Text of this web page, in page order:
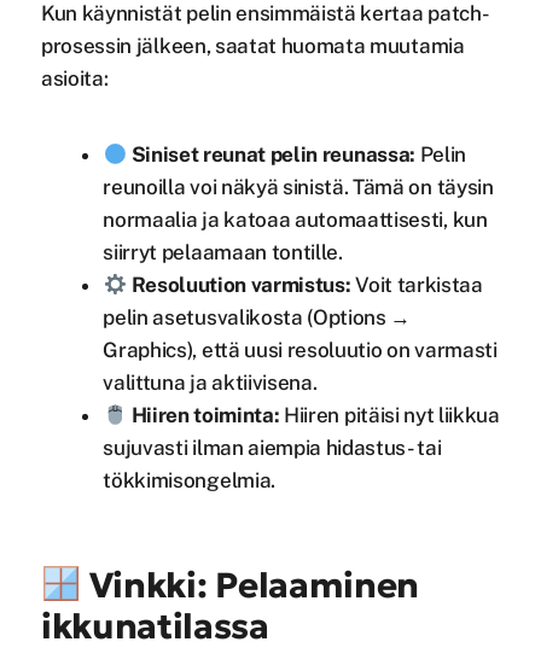
Kun käynnistät pelin ensimmäistä kertaa patch-
prosessin jälkeen, saatat huomata muutamia
asioita:
Siniset reunat pelin reunassa: Pelin
reunoilla voi näkyä sinistä. Tämä on täysin
normaalia ja katoaa automaattisesti, kun
siirryt pelaamaan tontille.
Resoluution varmistus: Voit tarkistaa
pelin asetusvalikosta (Options →
Graphics), että uusi resoluutio on varmasti
valittuna ja aktiivisena.
Hiiren toiminta: Hiiren pitäisi nyt liikkua
sujuvasti ilman aiempia hidastus- tai
tökkimisongelmia.
Vinkki: Pelaaminen
ikkunatilassa